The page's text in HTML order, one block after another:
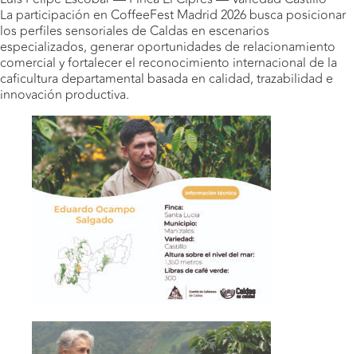
La participación en CoffeeFest Madrid 2026 busca posicionar
los perfiles sensoriales de Caldas en escenarios
especializados, generar oportunidades de relacionamiento
comercial y fortalecer el reconocimiento internacional de la
caficultura departamental basada en calidad, trazabilidad e
innovación productiva.